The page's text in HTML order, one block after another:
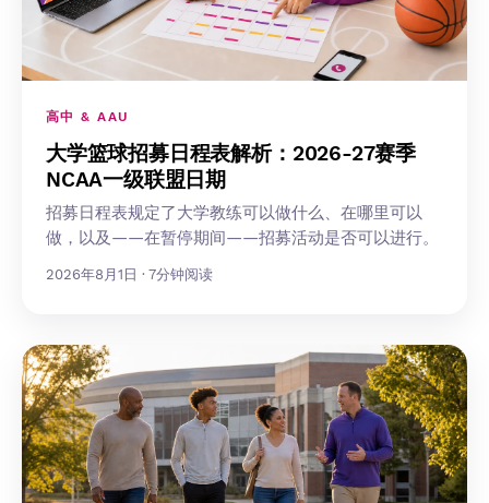
高中 & AAU
大学篮球招募日程表解析：2026-27赛季
NCAA一级联盟日期
招募日程表规定了大学教练可以做什么、在哪里可以
做，以及——在暂停期间——招募活动是否可以进行。
2026年8月1日 · 7分钟阅读